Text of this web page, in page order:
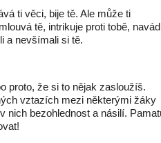
ti věci, bije tě. Ale může ti
tě, intrikuje proti tobě,
a nevšímali si tě.
proto, že si to nějak zasloužíš.
vztazích mezi některými žáky
nich bezohlednost a násilí.